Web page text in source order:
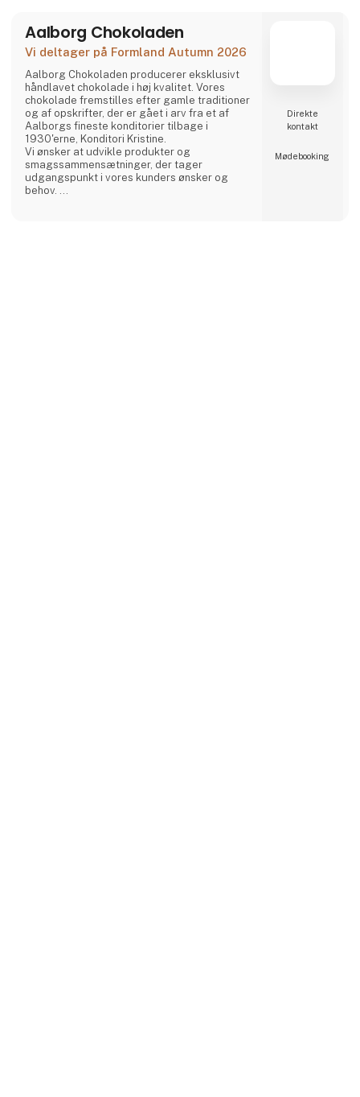
kunder det bedste indenfor moderne smykker.
Vi glæder os
Aalborg Chokoladen
Vi deltager på Formland Autumn 2026
Aalborg Chokoladen producerer eksklusivt
håndlavet chokolade i høj kvalitet. Vores
chokolade fremstilles efter gamle traditioner
og af opskrifter, der er gået i arv fra et af
Aalborgs fineste konditorier tilbage i
1930'erne, Konditori Kristine.
Vi ønsker at udvikle produkter og
smagssammensætninger, der tager
udgangspunkt i vores kunders ønsker og
behov.
Direkte
kontakt
Møde­booking